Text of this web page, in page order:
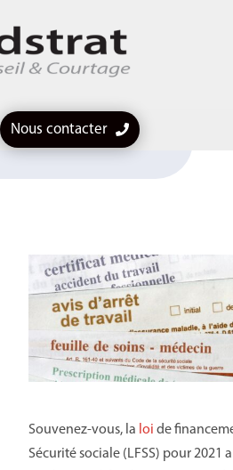
Nous contacter
libéral ? Mauvaise nouvelle, le
d’arrêt de travail pourrait être
Souvenez-vous, la loi de
Sécurité sociale (LFSS) pour 2021